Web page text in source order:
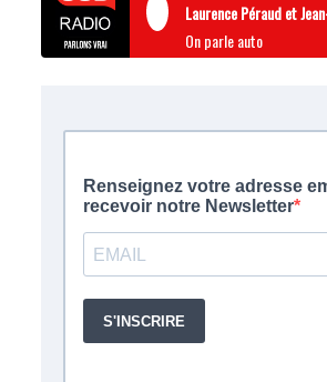
Laurence Péraud et
On parle auto